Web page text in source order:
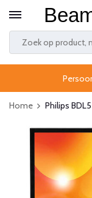
Home Philips